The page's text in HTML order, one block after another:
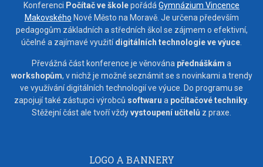
Konferenci Počítač ve školepořádá Gymnázium Vincence
Makovského Nové Město na Moravě. Je určena především
pedagogům základních a středních škol se zájmem o efektivní,
účelné a zajímavé využitídigitálních technologie ve výuce
Převážná část konference je věnována přednáškám a
workshopům, v nichž je možné seznámit se s novinkami a trendy
ve využívání digitálních technologií ve výuce. Do programu se
zapojují také zástupci výrobců softwaru a počítačové techniky
Stěžejní část ale tvoří vždyvystoupení učitelů z praxe.
LOGO A BANNERY